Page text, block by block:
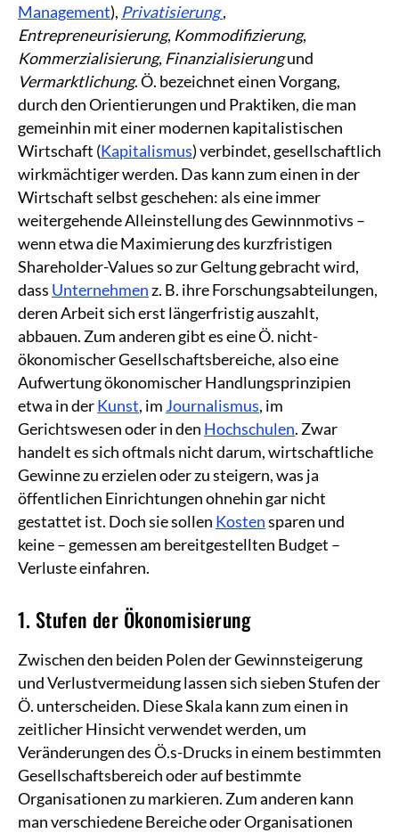
Management), Privatisierung,
Entrepreneurisierung, Kommodifizierung,
Kommerzialisierung, Finanzialisierungund
Vermarktlichung. Ö. bezeichnet einen Vorgang,
durch den Orientierungen und Praktiken, die man
gemeinhin mit einer modernen kapitalistischen
Wirtschaft (Kapitalismus) verbindet, gesellschaftlich
wirkmächtiger werden. Das kann zum einen in der
Wirtschaft selbst geschehen: als eine immer
weitergehende Alleinstellung des Gewinnmotivs –
wenn etwa die Maximierung des kurzfristigen
Shareholder-Values so zur Geltung gebracht wird,
dass Unternehmenz. B. ihre Forschungsabteilungen,
deren Arbeit sich erst längerfristig auszahlt,
abbauen. Zum anderen gibt es eine Ö. nicht-
ökonomischer Gesellschaftsbereiche, also eine
Aufwertung ökonomischer Handlungsprinzipien
etwa in derKunst, im Journalismus, im
Gerichtswesen oder in den Hochschulen. Zwar
handelt es sich oftmals nicht darum, wirtschaftliche
Gewinne zu erzielen oder zu steigern, was ja
öffentlichen Einrichtungen ohnehin gar nicht
gestattet ist. Doch sie sollen Kostensparen und
keine – gemessen am bereitgestellten Budget –
Verluste einfahren.
1. Stufen der Ökonomisierung
Zwischen den beiden Polen der Gewinnsteigerung
und Verlustvermeidung lassen sich sieben Stufen der
Ö. unterscheiden. Diese Skala kann zum einen in
zeitlicher Hinsicht verwendet werden, um
Veränderungen des Ö.s-Drucks in einem bestimmten
Gesellschaftsbereich oder auf bestimmte
Organisationen zu markieren. Zum anderen kann
man verschiedene Bereiche oder Organisationen